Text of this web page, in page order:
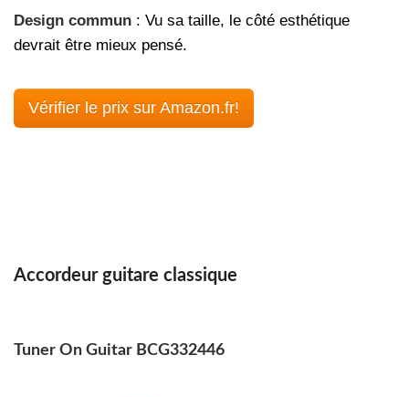
Design commun : Vu sa taille, le côté esthétique
devrait être mieux pensé.
Vérifier le prix sur Amazon.fr!
Accordeur guitare classique
Tuner On Guitar BCG332446